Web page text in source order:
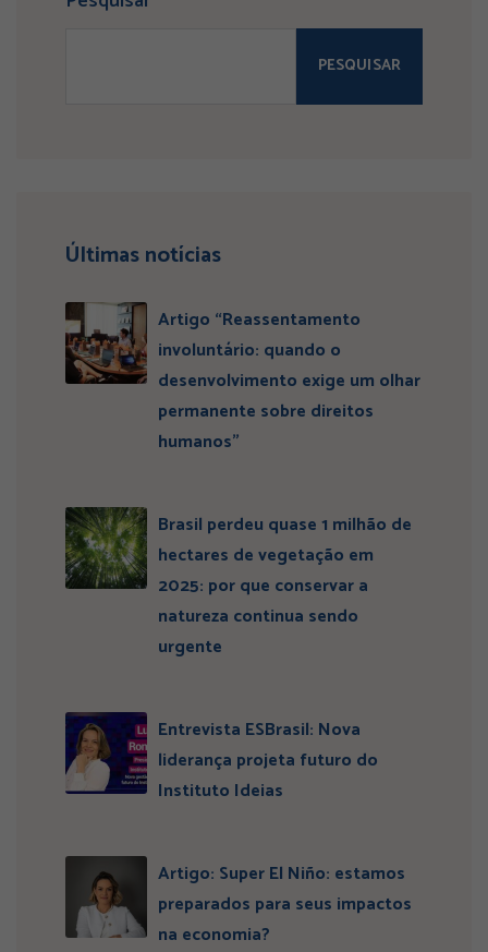
PESQUISAR
Últimas notícias
Artigo “Reassentamento
involuntário: quando o
desenvolvimento exige um olhar
permanente sobre direitos
humanos”
Brasil perdeu quase 1 milhão de
hectares de vegetação em
2025: por que conservar a
natureza continua sendo
urgente
Entrevista ESBrasil: Nova
liderança projeta futuro do
Instituto Ideias
Artigo: Super El Niño: estamos
preparados para seus impactos
na economia?